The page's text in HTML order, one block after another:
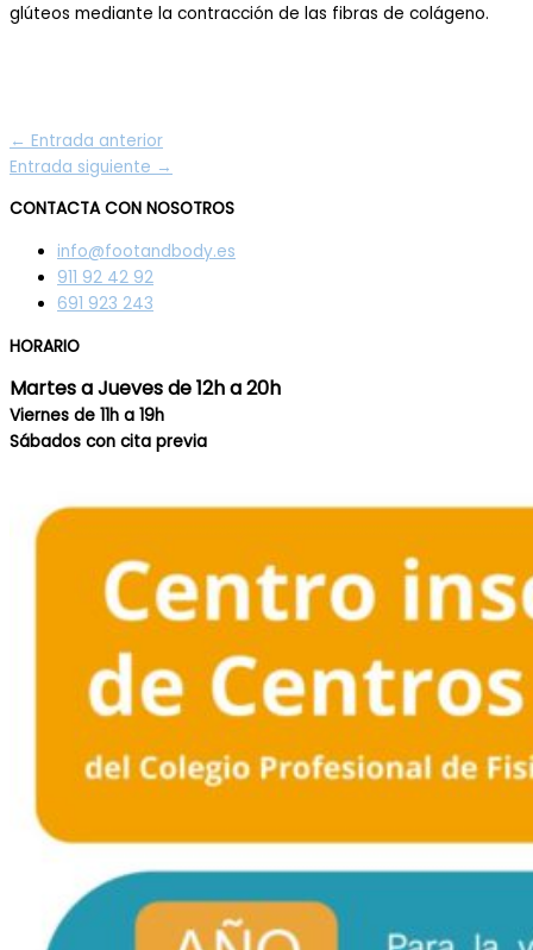
glúteos mediante la contracción de las fibras de colágeno.
← Entrada anterior
Entrada siguiente →
CONTACTA CON NOSOTROS
info@footandbody.es
911 92 42 92
691 923 243
HORARIO
Martes a Jueves de 12h a 20h
Viernes de 11h a 19h
Sábados con cita previa